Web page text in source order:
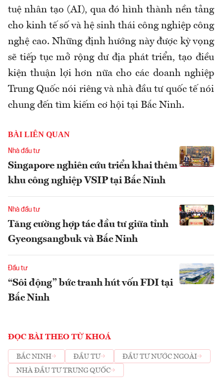
tuệ nhân tạo (AI), qua đó hình thành nền tảng
cho kinh tế số và hệ sinh thái công nghiệp công
nghệ cao. Những định hướng này được kỳ vọng
sẽ tiếp tục mở rộng dư địa phát triển, tạo điều
kiện thuận lợi hơn nữa cho các doanh nghiệp
Trung Quốc nói riêng và nhà đầu tư quốc tế nói
chung đến tìm kiếm cơ hội tại Bắc Ninh.
BÀI LIÊN QUAN
Nhà đầu tư
Singapore nghiên cứu triển khai thêm
khu công nghiệp VSIP tại Bắc Ninh
Nhà đầu tư
Tăng cường hợp tác đầu tư giữa tỉnh
Gyeongsangbuk và Bắc Ninh
Đầu tư
“Sôi động” bức tranh hút vốn FDI tại
Bắc Ninh
ĐỌC BÀI THEO TỪ KHOÁ
BẮC NINH ĐẦU TƯ
ĐẦU TƯ NƯỚC NGOÀI
NHÀ ĐẦU TƯ TRUNG QUỐC